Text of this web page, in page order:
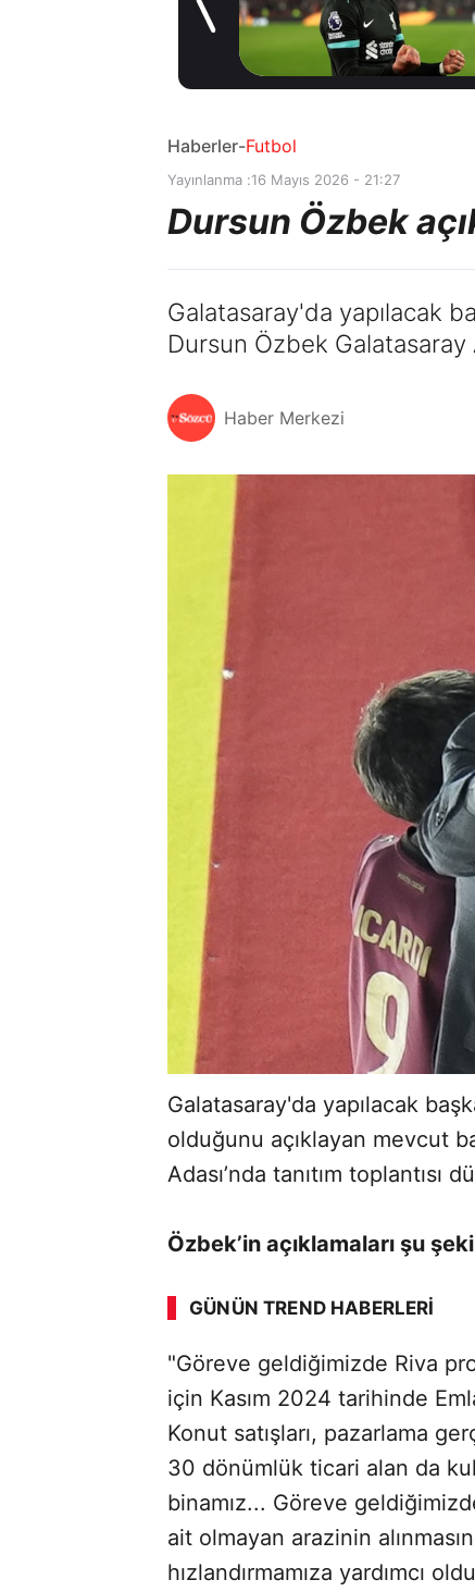
kiralama
Hilal ile
Adım
2 gün önce
Haberler-Futbol
Yayınlanma :16 Mayıs 2026 - 21:27
Dursun Özbek
Galatasaray'da yapılacak
Dursun Özbek Galatasaray
Haber Merkezi
Galatasaray'da yapılacak
olduğunu açıklayan mevcut
Adası’nda tanıtım toplantısı
Özbek’in açıklamaları şu
GÜNÜN TREND HABERLERI
"Göreve geldiğimizde Riva
için Kasım 2024 tarihinde
Konut satışları, pazarlama
30 dönümlük ticari alan da
binamız... Göreve
ait olmayan arazinin
hızlandırmamıza yardımcı